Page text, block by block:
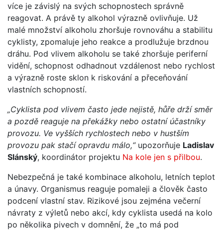
více je závislý na svých schopnostech správně
reagovat. A právě ty alkohol výrazně ovlivňuje. Už
malé množství alkoholu zhoršuje rovnováhu a stabilitu
cyklisty, zpomaluje jeho reakce a prodlužuje brzdnou
dráhu. Pod vlivem alkoholu se také zhoršuje periferní
vidění, schopnost odhadnout vzdálenost nebo rychlost
a výrazně roste sklon k riskování a přeceňování
vlastních schopností.
„Cyklista pod vlivem často jede nejistě, hůře drží směr
a pozdě reaguje na překážky nebo ostatní účastníky
provozu. Ve vyšších rychlostech nebo v hustším
provozu pak stačí opravdu málo,“upozorňuje Ladislav
Slánský, koordinátor projektu Na kole jen s přilbou.
Nebezpečná je také kombinace alkoholu, letních teplot
a únavy. Organismus reaguje pomaleji a člověk často
podcení vlastní stav. Rizikové jsou zejména večerní
návraty z výletů nebo akcí, kdy cyklista usedá na kolo
po několika pivech v domnění, že „to má pod